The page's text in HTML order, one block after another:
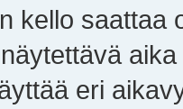
kello saattaa
eri